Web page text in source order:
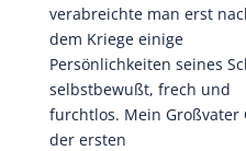
verabreichte man erst
dem Kriege einige
Persönlichkeiten seines
selbstbewußt, frech und
furchtlos. Mein Großvater
der ersten